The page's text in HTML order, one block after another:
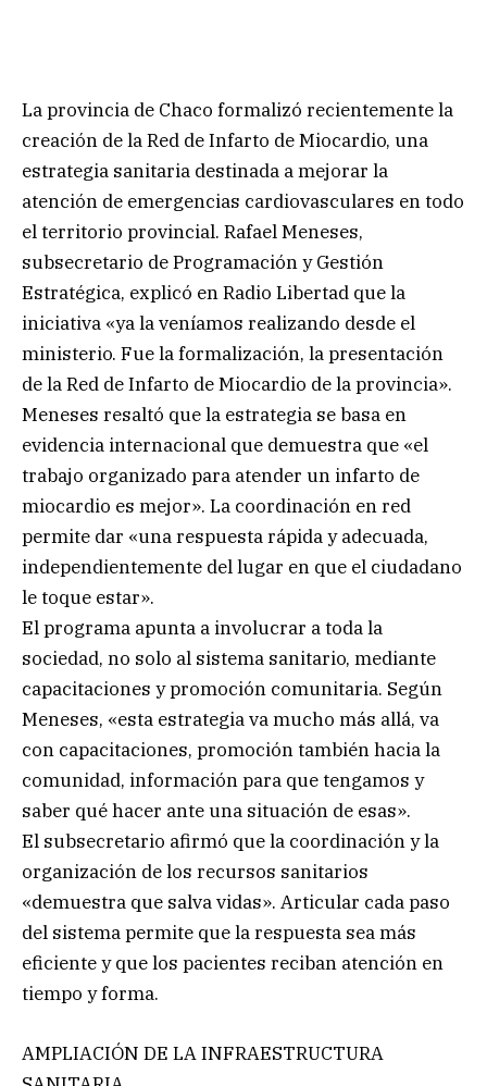
La provincia de Chaco formalizó recientemente la
creación de la Red de Infarto de Miocardio, una
estrategia sanitaria destinada a mejorar la
atención de emergencias cardiovasculares en todo
el territorio provincial. Rafael Meneses,
subsecretario de Programación y Gestión
Estratégica, explicó en Radio Libertad que la
iniciativa «ya la veníamos realizando desde el
ministerio. Fue la formalización, la presentación
de la Red de Infarto de Miocardio de la provincia».
Meneses resaltó que la estrategia se basa en
evidencia internacional que demuestra que «el
trabajo organizado para atender un infarto de
miocardio es mejor». La coordinación en red
permite dar «una respuesta rápida y adecuada,
independientemente del lugar en que el ciudadano
le toque estar».
El programa apunta a involucrar a toda la
sociedad, no solo al sistema sanitario, mediante
capacitaciones y promoción comunitaria. Según
Meneses, «esta estrategia va mucho más allá, va
con capacitaciones, promoción también hacia la
comunidad, información para que tengamos y
saber qué hacer ante una situación de esas».
El subsecretario afirmó que la coordinación y la
organización de los recursos sanitarios
«demuestra que salva vidas». Articular cada paso
del sistema permite que la respuesta sea más
eficiente y que los pacientes reciban atención en
tiempo y forma.
AMPLIACIÓN DE LA INFRAESTRUCTURA